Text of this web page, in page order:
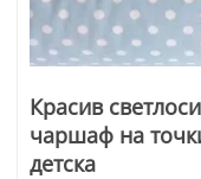
Красив
чаршаф на
детска